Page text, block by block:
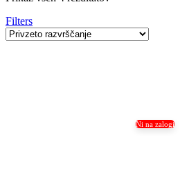
Filters
Ni na zalogi